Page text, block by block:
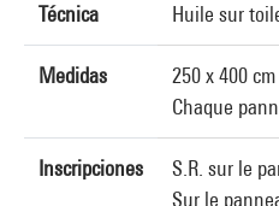
Técnica Huile sur
Medidas
250 x 400 cm
Chaque
Inscripciones
S.R. sur le
Sur le